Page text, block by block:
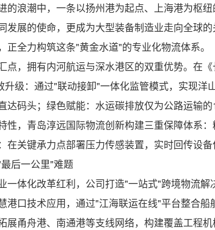
的浪潮中，一条以扬州港为起点、上海港为枢纽
展的使命，更成为大型装备制造业走向全球
全力构筑这条"黄金水道"的专业化物流体系。
点，拥有内河航运与深水港区的双重优势。在
级：通过"联动接卸"一体化监管模式，实现
达码头；绿色赋能：水运碳排放仅为公路运输
性，青岛淳远国际物流创新构建三重保障体系
在关键承力点部署压力传感装置，实时回传设
后一公里"难题
一体化改革红利，公司打造"一站式"跨境物流解
港口技术应用，通过"江海联运在线"平台整合
展甬舟港、南通港等支线网络，构建覆盖工程